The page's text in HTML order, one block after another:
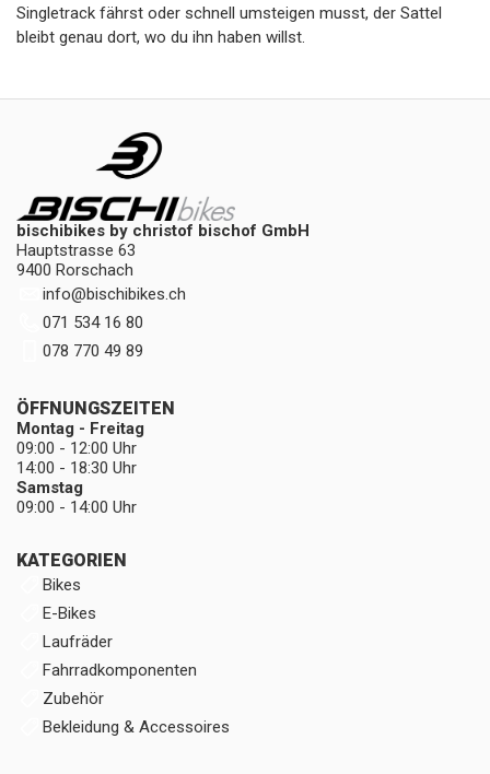
Singletrack fährst oder schnell umsteigen musst, der Sattel
bleibt genau dort, wo du ihn haben willst.
bischibikes by christof bischof GmbH
Hauptstrasse 63
9400 Rorschach
info@bischibikes.ch
071 534 16 80
078 770 49 89
KATEGORIEN
Bikes
E-Bikes
Laufräder
Fahrradkomponenten
Zubehör
Bekleidung & Accessoires
ÖFFNUNGSZEITEN
Montag - Freitag
09:00 - 12:00 Uhr
14:00 - 18:30 Uhr
Samstag
09:00 - 14:00 Uhr